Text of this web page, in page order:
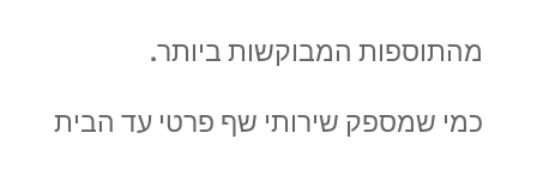
מהתוספות המבוקשות ביותר.
כמי שמספק שירותי שף פרטי עד הבית